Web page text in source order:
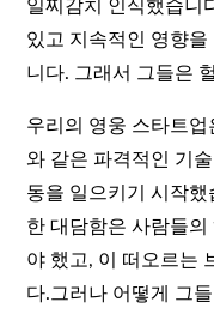
일찌감치 인식했습니
있고 지속적인 영향
니다. 그래서 그들은
우리의 영웅 스타트업
와 같은 파격적인 기
동을 일으키기 시작
한 대담함은 사람들의
야 했고, 이 떠오르는
다.그러나 어떻게 그